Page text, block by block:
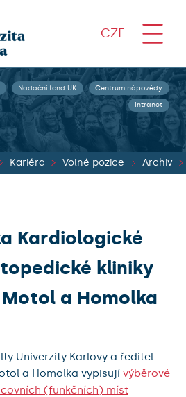
CZE
Nadační fond UK Centrum nápovědy
Intranet
Kariéra Volné pozice Archiv
Kardiologické
kliniky
Motol a Homolka
Univerzity Karlovy a ředitel
a Homolka vypisují výběrové
(funkčních) míst